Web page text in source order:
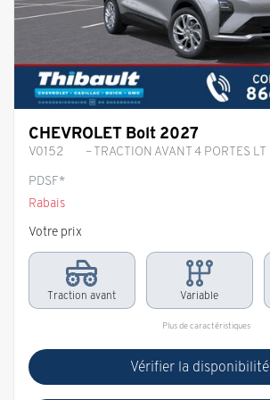
CHEVROLET Bolt 2027
V0152
– TRACTION AVANT 4 PORTES LT
PDSF*
Rabais
Votre prix
Traction avant Variable
Plus de caractéristiques
Vérifier la disponibilité